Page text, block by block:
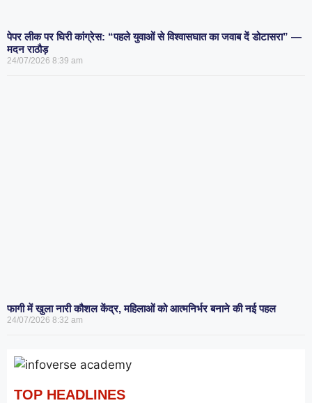
पेपर लीक पर घिरी कांग्रेस: “पहले युवाओं से विश्वासघात का जवाब दें डोटासरा” —
मदन राठौड़
24/07/2026 8:39 am
फागी में खुला नारी कौशल केंद्र, महिलाओं को आत्मनिर्भर बनाने की नई पहल
24/07/2026 8:32 am
TOP HEADLINES